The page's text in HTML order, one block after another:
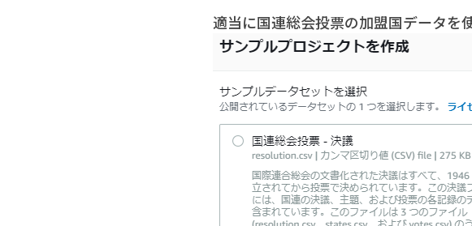
適当に国連総会投票の加盟国データを